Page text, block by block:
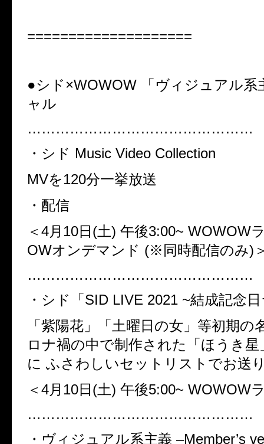
====================
●シド×WOWOW
「ヴィジュアル
ャル
…………………………………………
・シド Music Video Collection
MVを120分一挙放送
・配信
＜4月 10日 (土) 午後3:00~ WOWOW
OWオンデマンド (※ 同時配信のみ)
…………………………………………
・シド「 SID LIVE 2021 ~結成記念
「紫陽花」「土曜日の女」等初期の
ロナ禍の中で制作された「ほうき星
に ふさわしいセットリストでお送
＜4月 10日 (土) 午後5:00~ WOWOW
…………………………………………
・ヴィジュアル系主義 –Member’s